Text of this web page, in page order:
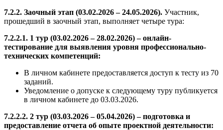
7.2.2. Заочный этап (03.02.2026 – 24.05.2026). Участник,
прошедший в заочный этап, выполняет четыре тура:
7.2.2.1. 1 тур (03.02.2026 – 28.02.2026) – онлайн-
тестирование для выявления уровня профессионально-
технических компетенций:
В личном кабинете предоставляется доступ к тесту из 70
заданий.
Уведомление о допуске к следующему туру публикуется
в личном кабинете до 03.03.2026.
7.2.2.2. 2 тур (03.03.2026 – 05.04.2026) – подготовка и
предоставление отчета об опыте проектной деятельности: